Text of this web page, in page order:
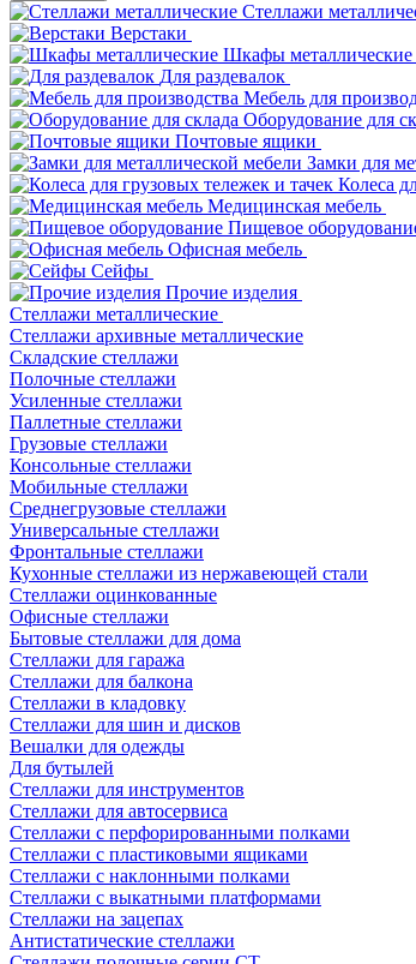
Стеллажи
Верстаки
Шкафы металлические
Для раздевалок
Мебель для
Оборудование для
Почтовые ящики
Замки для
Колеса
Медицинская мебель
Пищевое
Офисная мебель
Сейфы
Прочие изделия
Стеллажи металлические
Cтеллажи архивные металлические
Складские стеллажи
Полочные стеллажи
Усиленные стеллажи
Паллетные стеллажи
Грузовые стеллажи
Консольные стеллажи
Мобильные стеллажи
Среднегрузовые стеллажи
Универсальные стеллажи
Фронтальные стеллажи
Кухонные стеллажи из нержавеющей стали
Стеллажи оцинкованные
Офисные стеллажи
Бытовые стеллажи для дома
Стеллажи для гаража
Стеллажи для балкона
Стеллажи в кладовку
Стеллажи для шин и дисков
Вешалки для одежды
Для бутылей
Стеллажи для инструментов
Стеллажи для автосервиса
Стеллажи с перфорированными полками
Стеллажи с пластиковыми ящиками
Стеллажи с наклонными полками
Стеллажи с выкатными платформами
Стеллажи на зацепах
Антистатические стеллажи